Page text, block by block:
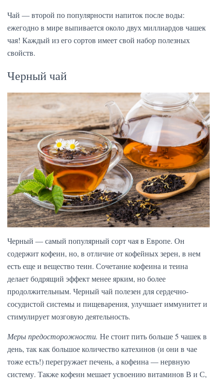
Чай — второй по популярности напиток после воды:
ежегодно в мире выпивается около двух миллиардов чашек
чая! Каждый из его сортов имеет свой набор полезных
свойств.
Черный чай
Черный — самый популярный сорт чая в Европе. Он
содержит кофеин, но, в отличие от кофейных зерен, в нем
есть еще и вещество теин. Сочетание кофеина и теина
делает бодрящий эффект менее ярким, но более
продолжительным. Черный чай полезен для сердечно-
сосудистой системы и пищеварения, улучшает иммунитет и
стимулирует мозговую деятельность.
Меры предосторожности. Не стоит пить больше 5 чашек в
день, так как большое количество катехинов (и они в чае
тоже есть!) перегружает печень, а кофеина — нервную
систему. Также кофеин мешает усвоению витаминов В и С,